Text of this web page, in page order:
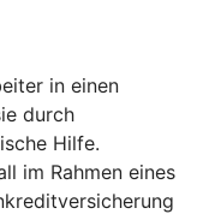
in einen
durch
Hilfe.
im Rahmen eines